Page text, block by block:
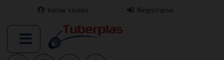
Iniciar sesión Registrarse